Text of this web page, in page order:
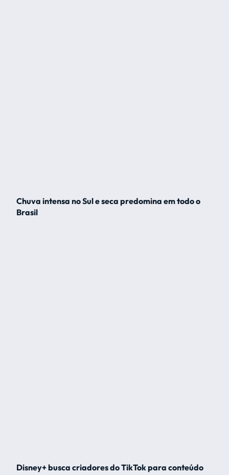
Chuva intensa no Sul e seca predomina em todo o
Brasil
Disney+ busca criadores do TikTok para conteúdo